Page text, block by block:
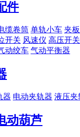
件
缆卷筒 单轨小车 夹板
开关 风速仪 高压开
动绞车 气动平衡器
器 电动夹轨器 液压夹
动葫芦